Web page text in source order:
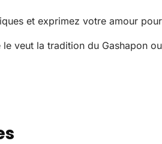
et exprimez votre amour pour
veut la tradition du Gashapon